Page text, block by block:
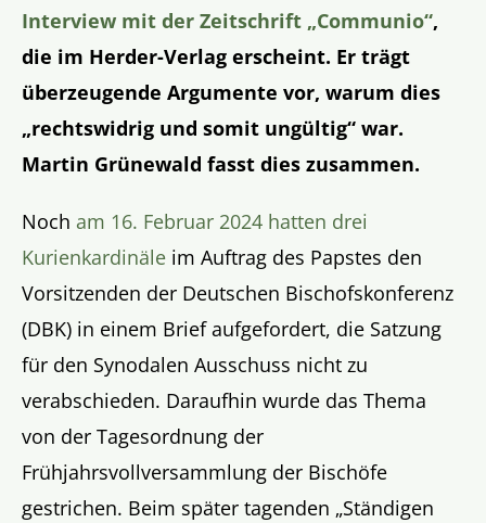
Interview mit der Zeitschrift „Communio“,
die im Herder-Verlag erscheint. Er trägt
überzeugende Argumente vor, warum dies
„rechtswidrig und somit ungültig“ war.
Martin Grünewald fasst dies zusammen.
Noch am 16. Februar 2024 hatten drei
Kurienkardinäle im Auftrag des Papstes den
Vorsitzenden der Deutschen Bischofskonferenz
(DBK) in einem Brief aufgefordert, die Satzung
für den Synodalen Ausschuss nicht zu
verabschieden. Daraufhin wurde das Thema
von der Tagesordnung der
Frühjahrsvollversammlung der Bischöfe
gestrichen. Beim später tagenden „Ständigen